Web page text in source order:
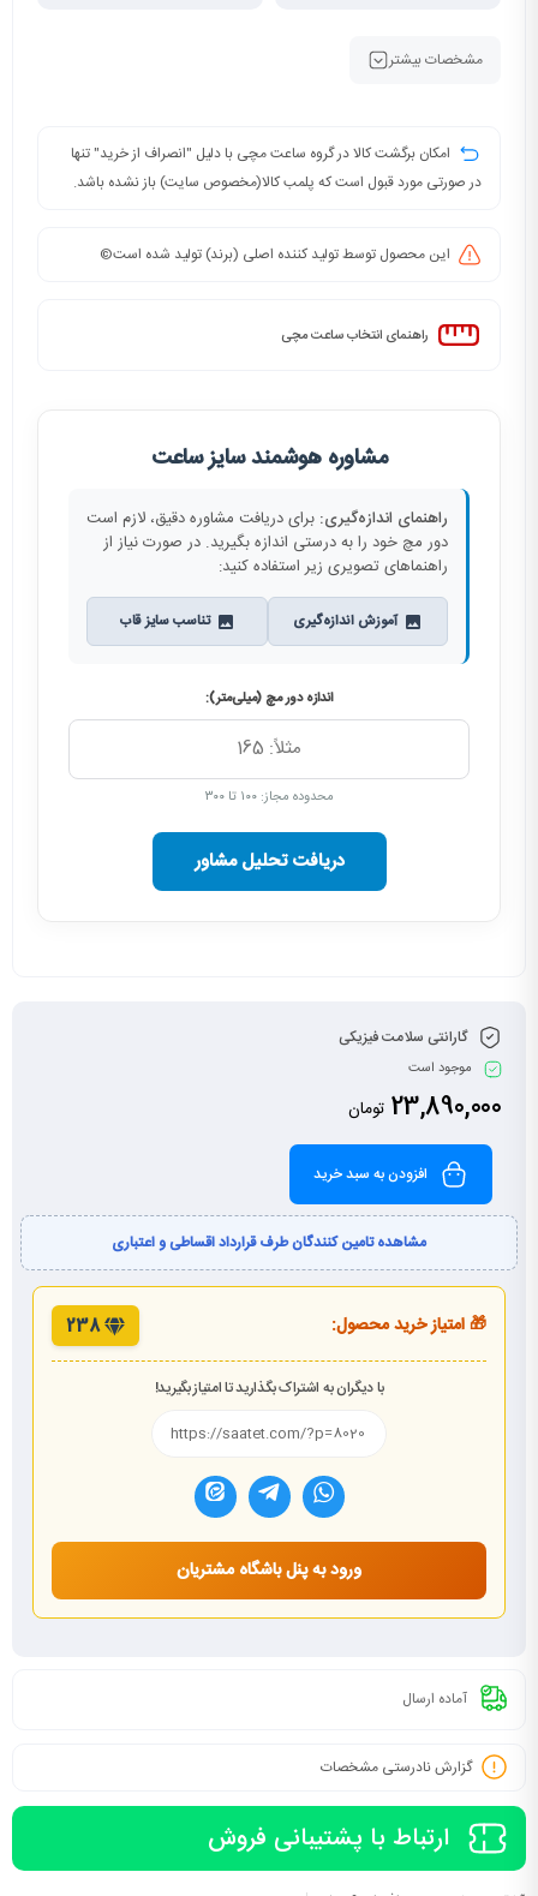
مشخصات بیشتر
امکان برگشت کالا در گروه ساعت مچی با دلیل "انصراف از خرید" تنها
در صورتی مورد قبول است که پلمب کالا(مخصوص سایت) باز نشده باشد.
این محصول توسط تولید کننده اصلی (برند) تولید شده است©️
راهنمای انتخاب ساعت مچی
مشاوره هوشمند سایز ساعت
راهنمای اندازه‌گیری: برای دریافت مشاوره دقیق، لازم است
دور مچ خود را به درستی اندازه بگیرید. در صورت نیاز از
راهنماهای تصویری زیر استفاده کنید:
آموزش اندازه‌گیری تناسب سایز قاب
اندازه دور مچ (میلی‌متر):
محدوده مجاز: ۱۰۰ تا ۳۰۰
دریافت تحلیل مشاور
گارانتی سلامت فیزیکی
موجود است
23,890,000 تومان
افزودن به سبد خرید
مشاهده تامین کنندگان طرف قرارداد اقساطی و اعتباری
🎁 امتیاز خرید محصول: 238
با دیگران به اشتراک بگذارید تا امتیاز بگیرید!
ورود به پنل باشگاه مشتریان
آماده ارسال
گزارش نادرستی مشخصات
ارتباط با پشتیبانی فروش